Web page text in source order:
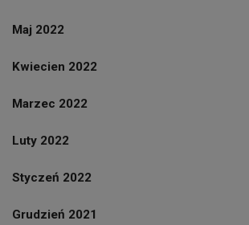
Maj 2022
Kwiecien 2022
Marzec 2022
Luty 2022
Styczeń 2022
Grudzień 2021